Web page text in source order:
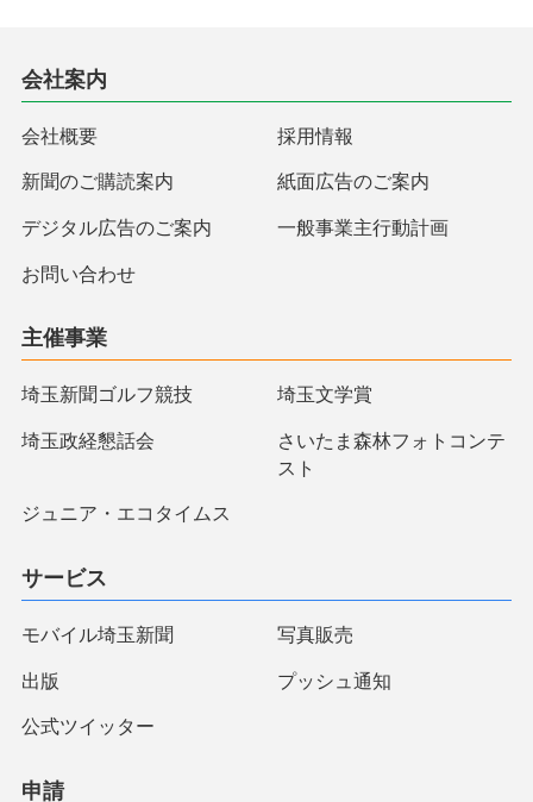
会社案内
会社概要 採用情報
新聞のご購読案内 紙面広告のご案内
デジタル広告のご案内 一般事業主行動計画
お問い合わせ
主催事業
埼玉新聞ゴルフ競技 埼玉文学賞
埼玉政経懇話会
さいたま森林フォトコンテ
スト
ジュニア・エコタイムス
サービス
モバイル埼玉新聞 写真販売
出版 プッシュ通知
公式ツイッター
申請